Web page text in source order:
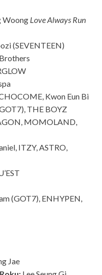
Woong Love Always Run
(SEVENTEEN)
Kwon Eun Bi
THE BOYZ
MOMOLAND,
ITZY, ASTRO,
(GOT7), ENHYPEN,
Jae